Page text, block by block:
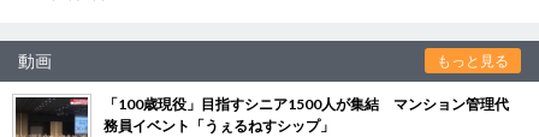
動画 もっと見る
「100歳現役」目指すシニア1500人が集結 マンション管理代
務員イベント「うぇるねすシップ」